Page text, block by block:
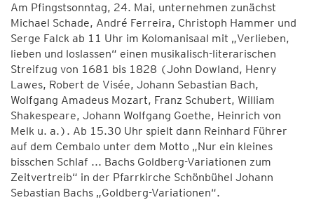
Am Pfingstsonntag, 24. Mai, unternehmen zunächst
Michael Schade, André Ferreira, Christoph Hammer und
Serge Falck ab 11 Uhr im Kolomanisaal mit „Verlieben,
lieben und loslassen“ einen musikalisch-literarischen
Streifzug von 1681 bis 1828 (John Dowland, Henry
Lawes, Robert de Visée, Johann Sebastian Bach,
Wolfgang Amadeus Mozart, Franz Schubert, William
Shakespeare, Johann Wolfgang Goethe, Heinrich von
Melk u. a.). Ab 15.30 Uhr spielt dann Reinhard Führer
auf dem Cembalo unter dem Motto „Nur ein kleines
bisschen Schlaf ... Bachs Goldberg-Variationen zum
Zeitvertreib“ in der Pfarrkirche Schönbühel Johann
Sebastian Bachs „Goldberg-Variationen“.